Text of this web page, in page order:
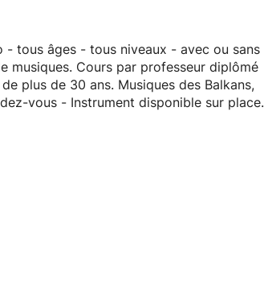
tous âges - tous niveaux - avec ou sans
Cours par professeur diplômé
plus de 30 ans. Musiques des Balkans,
vous - Instrument disponible sur place.